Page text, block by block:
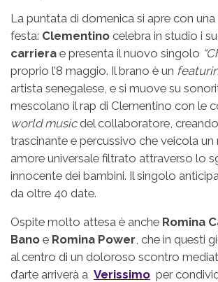
La puntata di domenica si apre con una
festa: Clementino celebra in studio i
carriera e presenta il nuovo singolo
proprio l’8 maggio. Il brano è un
artista senegalese, e si muove su
mescolano il rap di Clementino con le
world musicdel collaboratore,
trascinante e percussivo che veicola un
amore universale filtrato attraverso lo
innocente dei bambini. Il singolo
da oltre 40 date.
Ospite molto attesa è anche Romina
Bano e Romina Power , che in questi
al centro di un doloroso scontro
d’arte arriverà a Verissimo per